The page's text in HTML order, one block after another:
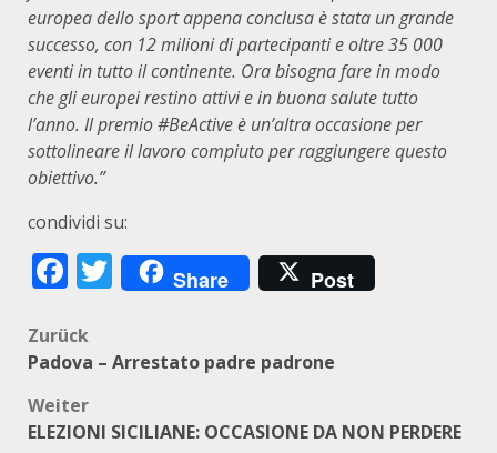
europea dello sport appena conclusa è stata un grande
successo, con 12 milioni di partecipanti e oltre 35 000
eventi in tutto il continente. Ora bisogna fare in modo
che gli europei restino attivi e in buona salute tutto
l’anno. Il premio #BeActive è un’altra occasione per
sottolineare il lavoro compiuto per raggiungere questo
obiettivo.”
condividi su:
Facebook
Twitter
Share Post
Beitragsnavigation
Zurück
Padova – Arrestato padre padrone
Weiter
ELEZIONI SICILIANE: OCCASIONE DA NON PERDERE